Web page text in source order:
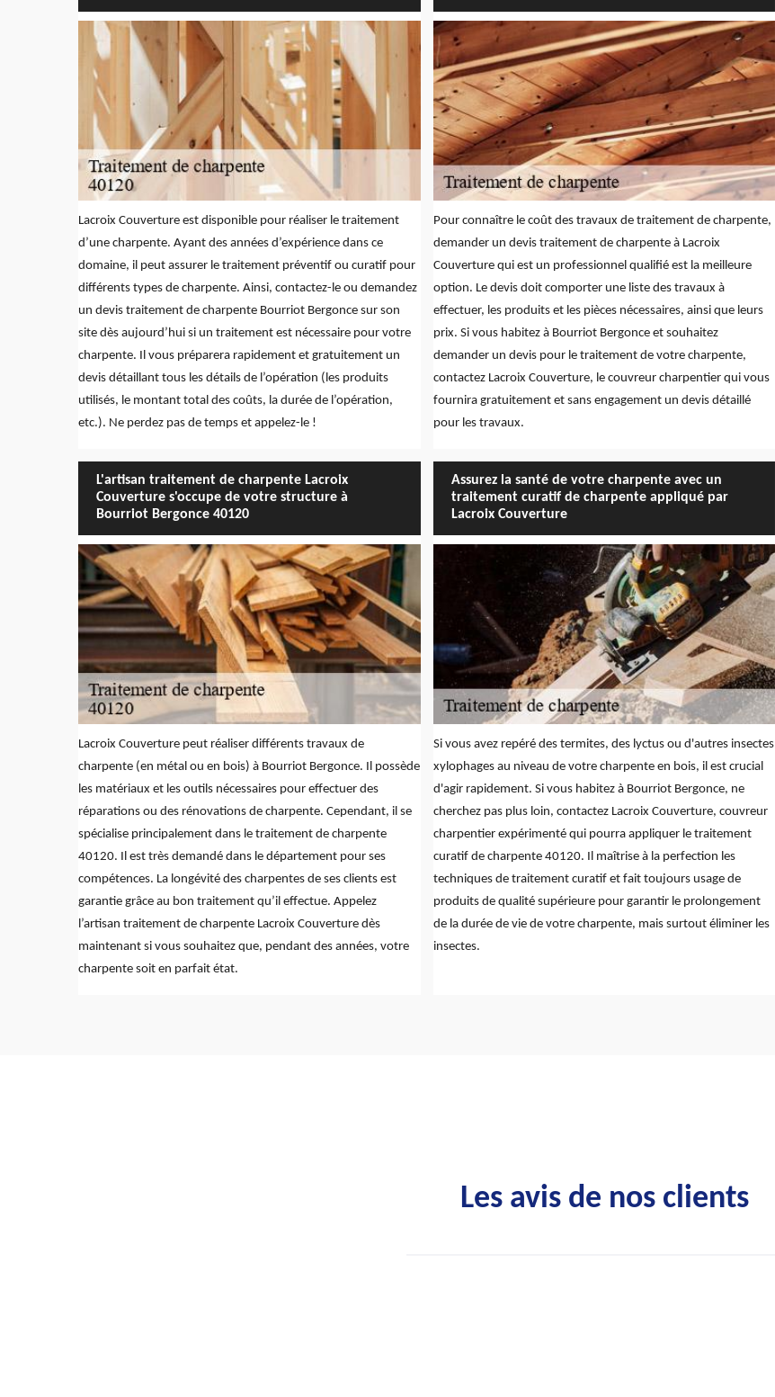
Lacroix Couverture est disponible pour réaliser le traitement
d’une charpente. Ayant des années d’expérience dans ce
domaine, il peut assurer le traitement préventif ou curatif pour
différents types de charpente. Ainsi, contactez-le ou demandez
un devis traitement de charpente Bourriot Bergonce sur son
site dès aujourd’hui si un traitement est nécessaire pour votre
charpente. Il vous préparera rapidement et gratuitement un
devis détaillant tous les détails de l’opération (les produits
utilisés, le montant total des coûts, la durée de l’opération,
etc.). Ne perdez pas de temps et appelez-le !
Pour connaître le coût des travaux de traitement de charpente,
demander un devis traitement de charpente à Lacroix
Couverture qui est un professionnel qualifié est la meilleure
option. Le devis doit comporter une liste des travaux à
effectuer, les produits et les pièces nécessaires, ainsi que leurs
prix. Si vous habitez à Bourriot Bergonce et souhaitez
demander un devis pour le traitement de votre charpente,
contactez Lacroix Couverture, le couvreur charpentier qui vous
fournira gratuitement et sans engagement un devis détaillé
pour les travaux.
L'artisan traitement de charpente Lacroix
Couverture s'occupe de votre structure à
Bourriot Bergonce 40120
Lacroix Couverture peut réaliser différents travaux de
charpente (en métal ou en bois) à Bourriot Bergonce. Il possède
les matériaux et les outils nécessaires pour effectuer des
réparations ou des rénovations de charpente. Cependant, il se
spécialise principalement dans le traitement de charpente
40120. Il est très demandé dans le département pour ses
compétences. La longévité des charpentes de ses clients est
garantie grâce au bon traitement qu’il effectue. Appelez
l’artisan traitement de charpente Lacroix Couverture dès
maintenant si vous souhaitez que, pendant des années, votre
charpente soit en parfait état.
Assurez la santé de votre charpente avec un
traitement curatif de charpente appliqué par
Lacroix Couverture
Si vous avez repéré des termites, des lyctus ou d'autres insectes
xylophages au niveau de votre charpente en bois, il est crucial
d'agir rapidement. Si vous habitez à Bourriot Bergonce, ne
cherchez pas plus loin, contactez Lacroix Couverture, couvreur
charpentier expérimenté qui pourra appliquer le traitement
curatif de charpente 40120. Il maîtrise à la perfection les
techniques de traitement curatif et fait toujours usage de
produits de qualité supérieure pour garantir le prolongement
de la durée de vie de votre charpente, mais surtout éliminer les
insectes.
Les avis de nos clients